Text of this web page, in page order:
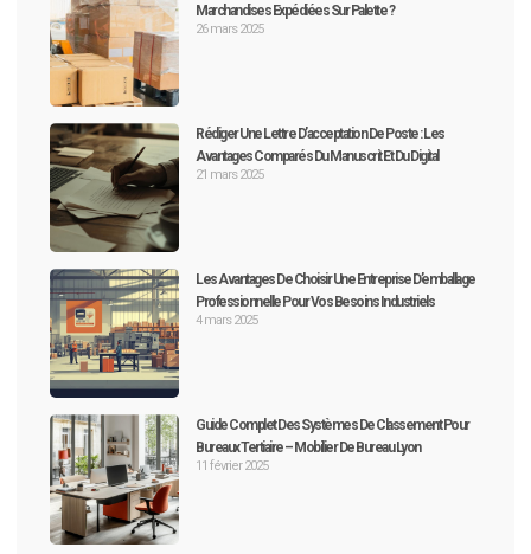
Marchandises Expédiées Sur Palette ?
26 mars 2025
Rédiger Une Lettre D’acceptation De Poste : Les
Avantages Comparés Du Manuscrit Et Du Digital
21 mars 2025
Les Avantages De Choisir Une Entreprise D’emballage
Professionnelle Pour Vos Besoins Industriels
4 mars 2025
Guide Complet Des Systèmes De Classement Pour
Bureaux Tertiaire – Mobilier De Bureau Lyon
11 février 2025